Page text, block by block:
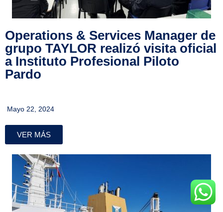
Operations & Services Manager de
grupo TAYLOR realizó visita oficial
a Instituto Profesional Piloto
Pardo
Mayo 22, 2024
VER MÁS